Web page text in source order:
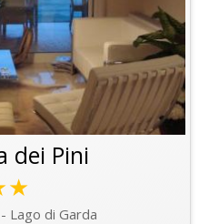
dei Pini
Lago di Garda